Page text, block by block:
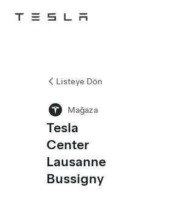
Tesla
Listeye Dön
Mağaza
Tesla
Center
Lausanne
Bussigny